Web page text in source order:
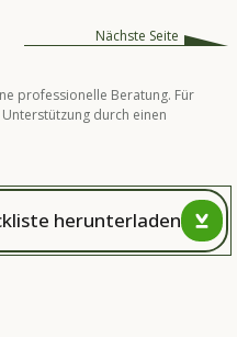
Nächste Seite
professionelle Beratung. Für
durch einen
herunterladen